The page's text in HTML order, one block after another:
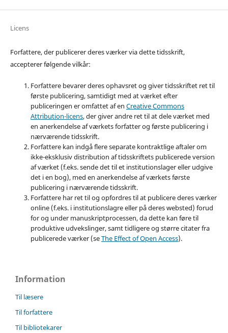
Licens
Forfattere, der publicerer deres værker via dette tidsskrift,
accepterer følgende vilkår:
Forfattere bevarer deres ophavsret og giver tidsskriftet ret til
første publicering, samtidigt med at værket efter
publiceringen er omfattet af en Creative Commons
Attribution-licens, der giver andre ret til at dele værket med
en anerkendelse af værkets forfatter og første publicering i
nærværende tidsskrift.
Forfattere kan indgå flere separate kontraktlige aftaler om
ikke-eksklusiv distribution af tidsskriftets publicerede version
af værket (f.eks. sende det til et institutionslager eller udgive
det i en bog), med en anerkendelse af værkets første
publicering i nærværende tidsskrift.
Forfattere har ret til og opfordres til at publicere deres værker
online (f.eks. i institutionslagre eller på deres websted) forud
for og under manuskriptprocessen, da dette kan føre til
produktive udvekslinger, samt tidligere og større citater fra
publicerede værker (seThe Effect of Open Access).
Information
Til læsere
Til forfattere
Til bibliotekarer